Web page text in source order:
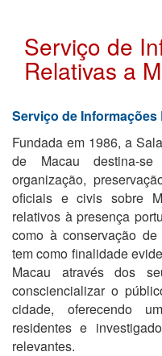
Serviço de
Relativas a
Serviço de Informações
Fundada em 1986, a
de Macau destina-se
organização,
oficiais e civis sobre
relativos à presença
como à conservação
tem como finalidade
Macau através dos
consciencializar o
cidade, oferecendo
residentes e
relevantes.